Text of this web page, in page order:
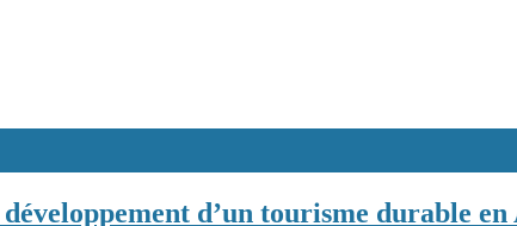
d’un tourisme durable